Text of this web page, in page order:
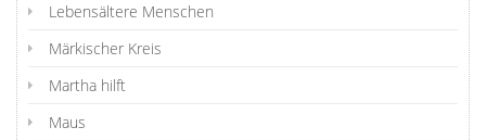
Lebensältere Menschen
Märkischer Kreis
Martha hilft
Maus